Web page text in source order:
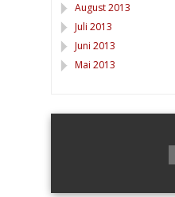
August 2013
Juli 2013
Juni 2013
Mai 2013